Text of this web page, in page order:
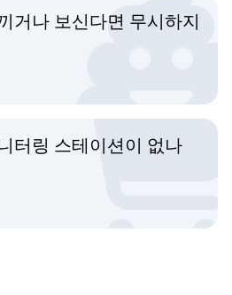
거나 보신다면 무시하지
터링 스테이션이 없나